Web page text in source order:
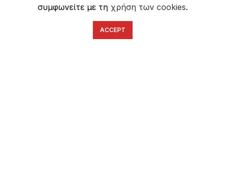
συμφωνείτε με τη χρήση των cookies.
ACCEPT